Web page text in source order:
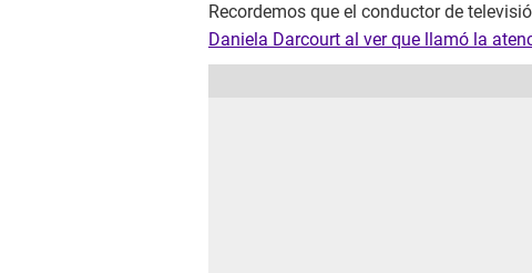
Recordemos que el conductor de
Daniela Darcourt al ver que llamó la